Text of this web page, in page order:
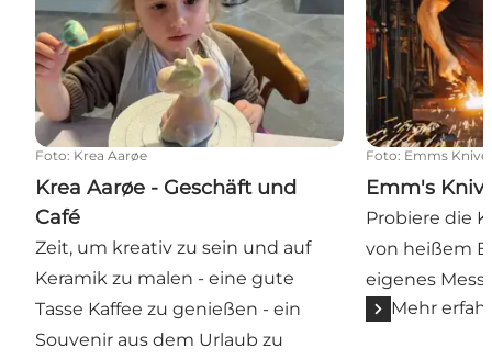
Foto: Krea Aarøe
Krea Aarøe - Geschäft und
Café
Zeit, um kreativ zu sein und auf
Keramik zu malen - eine gute
Tasse Kaffee zu genießen - ein
Souvenir aus dem Urlaub zu
Foto: Emms Knive
Emm's
Probiere die
von heißem
eigenes
Mehr